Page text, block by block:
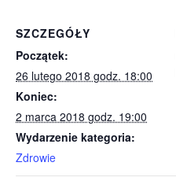
SZCZEGÓŁY
Początek:
26 lutego 2018 godz. 18:00
Koniec:
2 marca 2018 godz. 19:00
Wydarzenie kategoria:
Zdrowie